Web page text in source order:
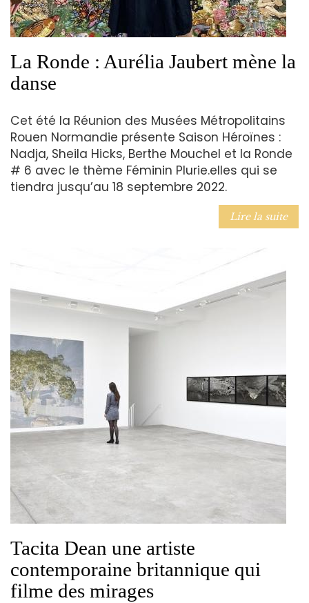
La Ronde : Aurélia Jaubert mène la
danse
Cet été la Réunion des Musées Métropolitains
Rouen Normandie présente Saison Héroïnes :
Nadja, Sheila Hicks, Berthe Mouchel et la Ronde
# 6 avec le thème Féminin Plurie.elles qui se
tiendra jusqu’au 18 septembre 2022.
Lire la suite
Tacita Dean une artiste
contemporaine britannique qui
filme des mirages